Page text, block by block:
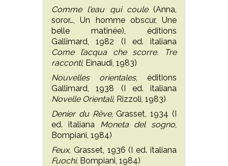
Comme l'eau qui coule (Anna,
soror…, Un homme obscur, Une
belle matinée), éditions
Gallimard, 1982 (I ed. italiana
Come l’acqua che scorre. Tre
racconti, Einaudi, 1983)
Nouvelles orientales, éditions
Gallimard, 1938 (I ed. italiana
Novelle Orientali, Rizzoli, 1983)
Denier du Rêve, Grasset, 1934 (I
ed. italiana Moneta del sogno
Bompiani, 1984)
Feux, Grasset, 1936 (I ed. italiana
Fuochi, Bompiani, 1984)